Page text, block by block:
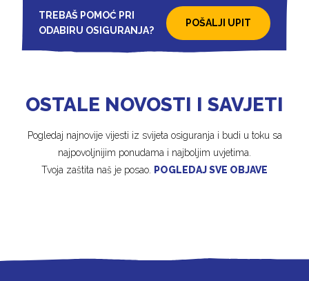
TREBAŠ POMOĆ PRI
ODABIRU OSIGURANJA?
POŠALJI UPIT
OSTALE NOVOSTI I SAVJETI
Pogledaj najnovije vijesti iz svijeta osiguranja i budi u toku sa
najpovoljnijim ponudama i najboljim uvjetima.
Tvoja zaštita naš je posao. POGLEDAJ SVE OBJAVE